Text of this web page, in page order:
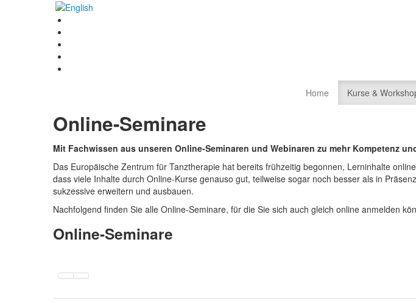
Home Kurse &
Online-Seminare
Mit Fachwissen aus unseren Online-Seminaren und Webinaren zu mehr Kompetenz
Das Europäische Zentrum für Tanztherapie hat bereits frühzeitig begonnen, Lerninhalte
dass viele Inhalte durch Online-Kurse genauso gut, teilweise sogar noch besser als in
sukzessive erweitern und ausbauen.
Nachfolgend finden Sie alle Online-Seminare, für die Sie sich auch gleich online anmelden
Online-Seminare